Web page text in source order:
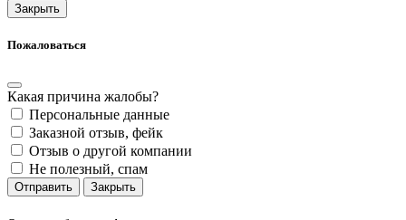
Закрыть
Пожаловаться
Какая причина жалобы?
Персональные данные
Заказной отзыв, фейк
Отзыв о другой компании
Не полезный, спам
Отправить Закрыть